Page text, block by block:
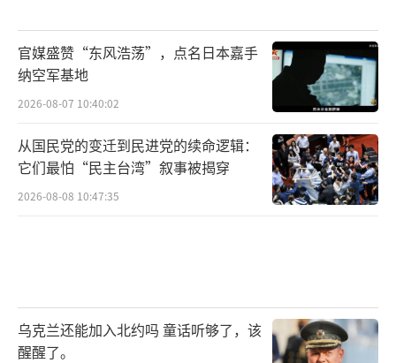
官媒盛赞“东风浩荡”，点名日本嘉手
纳空军基地
2026-08-07 10:40:02
从国民党的变迁到民进党的续命逻辑：
它们最怕“民主台湾”叙事被揭穿
2026-08-08 10:47:35
乌克兰还能加入北约吗 童话听够了，该
醒醒了。